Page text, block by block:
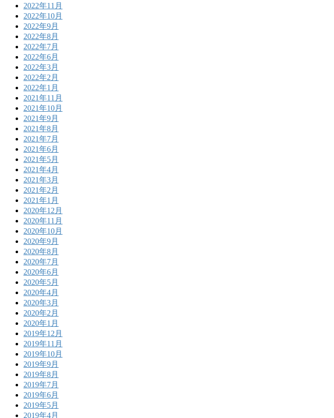
2022年11月
2022年10月
2022年9月
2022年8月
2022年7月
2022年6月
2022年3月
2022年2月
2022年1月
2021年11月
2021年10月
2021年9月
2021年8月
2021年7月
2021年6月
2021年5月
2021年4月
2021年3月
2021年2月
2021年1月
2020年12月
2020年11月
2020年10月
2020年9月
2020年8月
2020年7月
2020年6月
2020年5月
2020年4月
2020年3月
2020年2月
2020年1月
2019年12月
2019年11月
2019年10月
2019年9月
2019年8月
2019年7月
2019年6月
2019年5月
2019年4月